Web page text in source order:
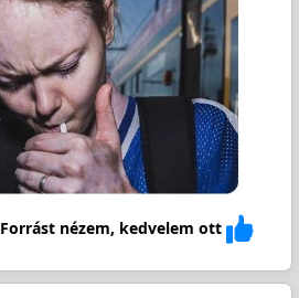
Forrást nézem, kedvelem ott